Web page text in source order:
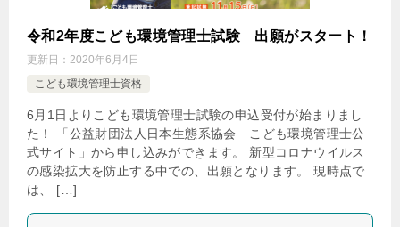
令和2年度こども環境管理士試験 出願がスタート！
更新日： 2020年6月4日
こども環境管理士資格
6月1日よりこども環境管理士試験の申込受付が始まりまし
た！ 「公益財団法人日本生態系協会 こども環境管理士公
式サイト」から申し込みができます。 新型コロナウイルス
の感染拡大を防止する中での、出願となります。 現時点で
は、 […]